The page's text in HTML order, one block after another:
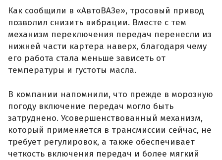
Как сообщили в «АвтоВАЗе», тросовый привод
позволил снизить вибрации. Вместе с тем
механизм переключения передач перенесли из
нижней части картера наверх, благодаря чему
его работа стала меньше зависеть от
температуры и густоты масла.
В компании напомнили, что прежде в морозную
погоду включение передач могло быть
затруднено. Усовершенствованный механизм,
который применяется в трансмиссии сейчас, не
требует регулировок, а также обеспечивает
четкость включения передач и более мягкий